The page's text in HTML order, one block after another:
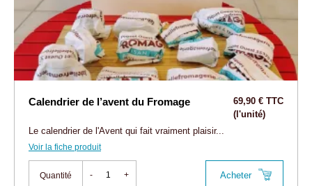
Calendrier de l’avent du Fromage
69,90 € TTC
(l'unité)
Le calendrier de l'Avent qui fait vraiment plaisir...
Voir la fiche produit
Quantité - + Acheter